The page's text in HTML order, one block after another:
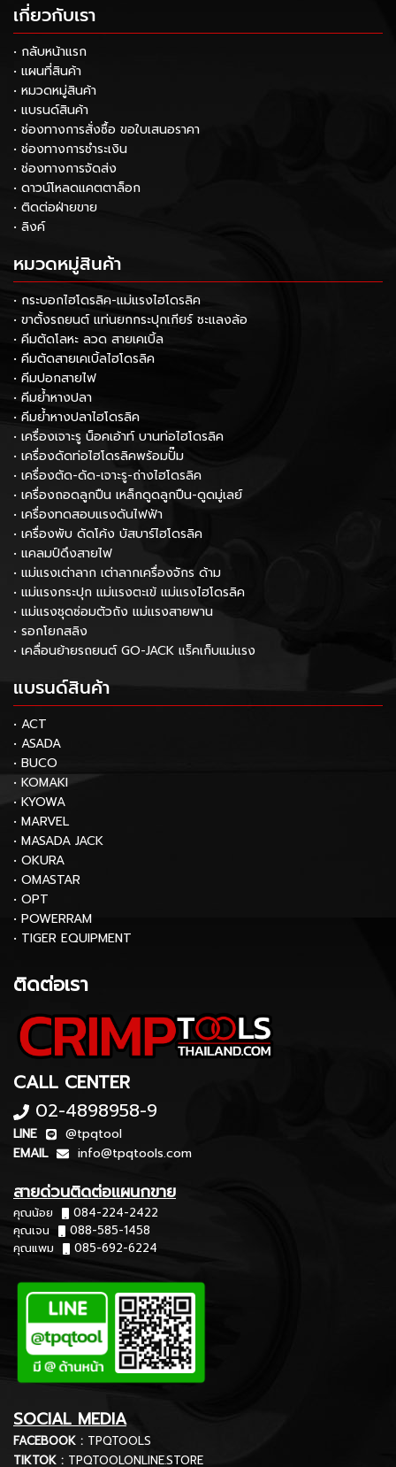
เกี่ยวกับเรา
• กลับหน้าแรก
• แผนที่สินค้า
• หมวดหมู่สินค้า
• แบรนด์สินค้า
• ช่องทางการสั่งซื้อ ขอใบเสนอราคา
• ช่องทางการชำระเงิน
• ช่องทางการจัดส่ง
• ดาวน์โหลดแคตตาล็อก
• ติดต่อฝ่ายขาย
• ลิงค์
หมวดหมู่สินค้า
• กระบอกไฮโดรลิค-แม่แรงไฮโดรลิค
• ขาตั้งรถยนต์ แท่นยกกระปุกเกียร์ ชะแลงล้อ
• คีมตัดโลหะ ลวด สายเคเบิ้ล
• คีมตัดสายเคเบิ้ลไฮโดรลิค
• คีมปอกสายไฟ
• คีมย้ำหางปลา
• คีมย้ำหางปลาไฮโดรลิค
• เครื่องเจาะรู น็อคเอ้าท์ บานท่อไฮโดรลิค
• เครื่องดัดท่อไฮโดรลิคพร้อมปั๊ม
• เครื่องตัด-ดัด-เจาะรู-ถ่างไฮโดรลิค
• เครื่องถอดลูกปืน เหล็กดูดลูกปืน-ดูดมู่เลย์
• เครื่องทดสอบแรงดันไฟฟ้า
• เครื่องพับ ดัดโค้ง บัสบาร์ไฮโดรลิค
• แคลมป์ดึงสายไฟ
• แม่แรงเต่าลาก เต่าลากเครื่องจักร ด้าม
• แม่แรงกระปุก แม่แรงตะเข้ แม่แรงไฮโดรลิค
• แม่แรงชุดซ่อมตัวถัง แม่แรงสายพาน
• รอกโยกสลิง
• เคลื่อนย้ายรถยนต์ GO-JACK แร็คเก็บแม่แรง
แบรนด์สินค้า
• ACT
• ASADA
• BUCO
• KOMAKI
• KYOWA
• MARVEL
• MASADA JACK
• OKURA
• OMASTAR
• OPT
• POWERRAM
• TIGER EQUIPMENT
ติดต่อเรา
CALL CENTER
02-4898958-9
LINE
@tpqtool
EMAIL
info@tpqtools.com
สายด่วนติดต่อแผนกขาย
คุณน้อย
084-224-2422
คุณเจน
088-585-1458
คุณแพม
085-692-6224
SOCIAL MEDIA
FACEBOOK : TPQTOOLS
TIKTOK : TPQTOOLONLINE.STORE